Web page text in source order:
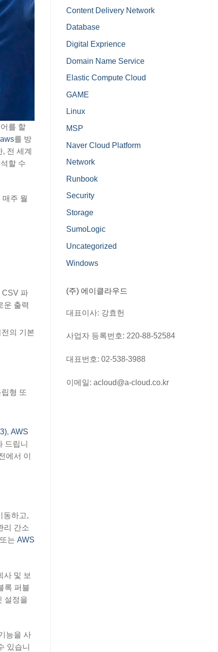
를 할
를 방
전 세계
할 수
주 월
CSV 파
운 출력
의 기본
형 또
, AWS
드립니
에서 이
동하고,
리 간소
는 AWS
사 및 보
록 퍼블
설정을
능을 사
있습니
Content Delivery Network
Database
Digital Exprience
Domain Name Service
Elastic Compute Cloud
GAME
Linux
MSP
Naver Cloud Platform
Network
Runbook
Security
Storage
SumoLogic
Uncategorized
Windows
(주) 에이클라우드
대표이사: 강효헌
사업자 등록번호: 220-88-52584
대표번호: 02-538-3988
이메일: acloud@a-cloud.co.kr